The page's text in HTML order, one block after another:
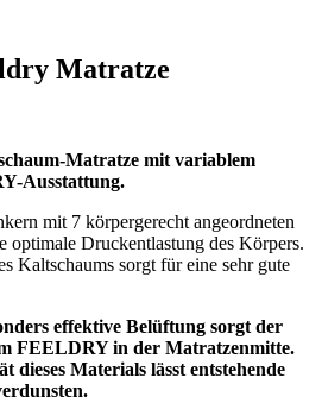
Matratze
Matratze mit variablem
Ausstattung.
mit 7 körpergerecht angeordneten
optimale Druckentlastung des Körpers.
Kaltschaums sorgt für eine sehr gute
effektive Belüftung sorgt der
FEELDRY in der Matratzenmitte.
dieses Materials lässt entstehende